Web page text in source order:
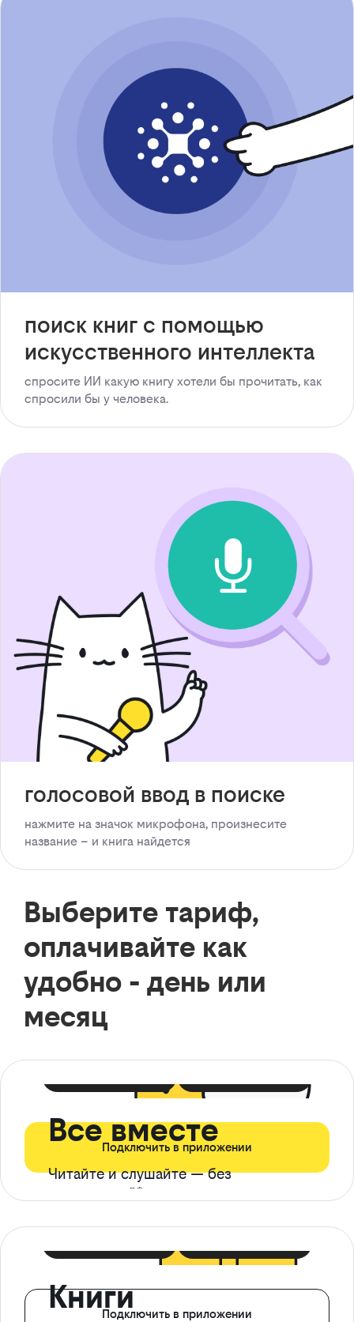
поиск книг с помощью
искусственного интеллекта
спросите ИИ какую книгу хотели бы прочитать, как
спросили бы у человека.
голосовой ввод в поиске
нажмите на значок микрофона, произнесите
название – и книга найдется
Выберите тариф,
оплачивайте как
удобно - день или
месяц
Все вместе
Читайте и слушайте — без
ограничений*
Подключить в приложении
КнигиПодключить в приложении